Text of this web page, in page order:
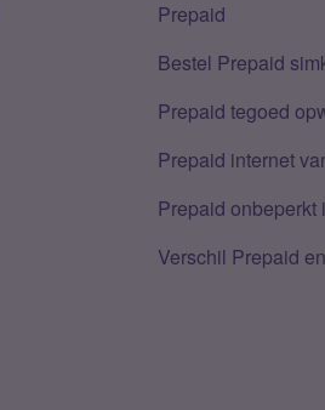
Prepaid
Bestel Prepaid
Prepaid tegoed
Prepaid internet
Prepaid onbeperkt
Verschil Prepaid